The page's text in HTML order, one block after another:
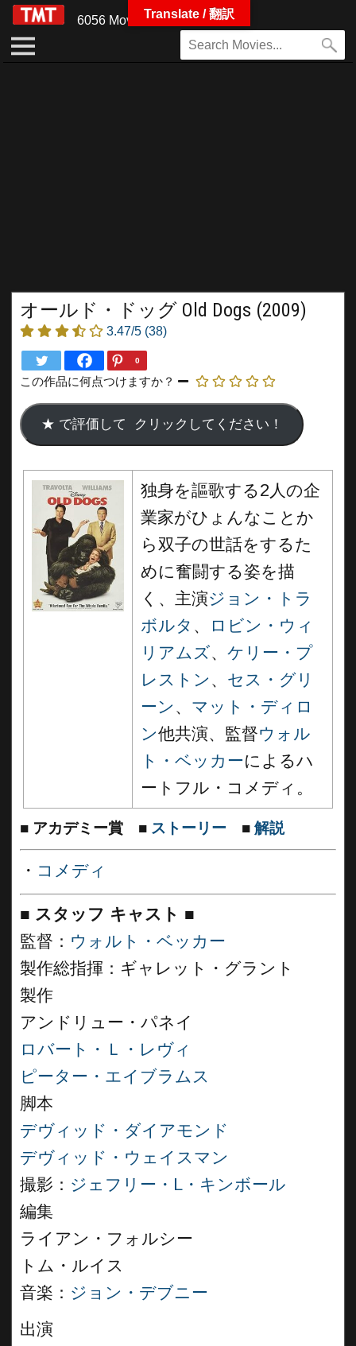
6056 Movies
オールド・ドッグ Old Dogs (2009)
3.47/5 (38)
0
この作品に何点つけますか？
独身を謳歌する2人の企
業家がひょんなことか
ら双子の世話をするた
めに奮闘する姿を描
く、主演ジョン・トラ
ボルタ 、
ロビン・ウィ
リアムズ、 ケリー・プ
レストン 、 セス・グリ
ーン 、 マット・ディロ
ン他共演、監督ウォル
ト・ベッカーによるハ
ートフル・コメディ。
■ アカデミー賞 ■ ストーリー ■ 解説
・ コメディ
■ スタッフ キャスト ■
監督： ウォルト・ベッカー
製作総指揮：ギャレット・グラント
製作
アンドリュー・パネイ
ロバート・Ｌ・レヴィ
ピーター・エイブラムス
脚本
デヴィッド・ダイアモンド
デヴィッド・ウェイスマン
撮影： ジェフリー・L・キンボール
編集
ライアン・フォルシー
トム・ルイス
音楽： ジョン・デブニー
出演
Translate / 翻訳